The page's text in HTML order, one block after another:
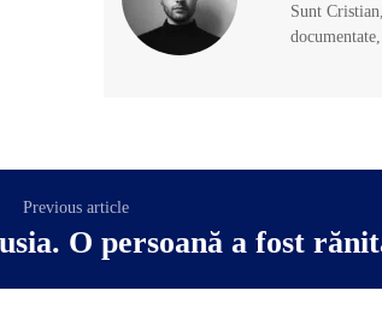
Sunt
Previous article
O persoană a fost